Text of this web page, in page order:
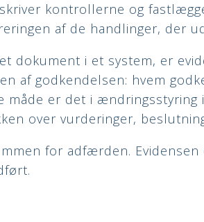
kontrollerne og
af de handlinger, der
dokument i et system, er
af godkendelsen: hvem
måde er det i
over vurderinger,
for adfærden.